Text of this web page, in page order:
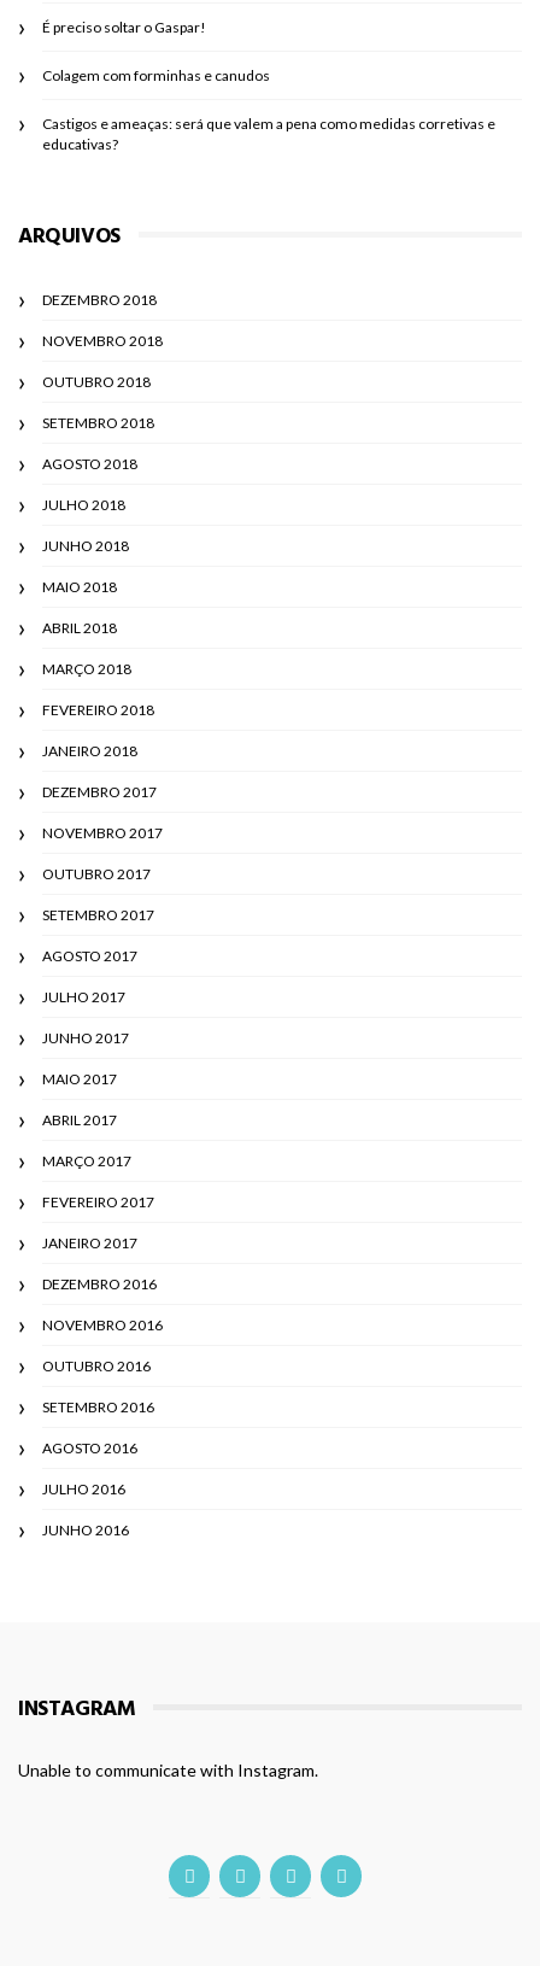
É preciso soltar o Gaspar!
Colagem com forminhas e canudos
Castigos e ameaças: será que valem a pena como medidas corretivas e
educativas?
ARQUIVOS
DEZEMBRO 2018
NOVEMBRO 2018
OUTUBRO 2018
SETEMBRO 2018
AGOSTO 2018
JULHO 2018
JUNHO 2018
MAIO 2018
ABRIL 2018
MARÇO 2018
FEVEREIRO 2018
JANEIRO 2018
DEZEMBRO 2017
NOVEMBRO 2017
OUTUBRO 2017
SETEMBRO 2017
AGOSTO 2017
JULHO 2017
JUNHO 2017
MAIO 2017
ABRIL 2017
MARÇO 2017
FEVEREIRO 2017
JANEIRO 2017
DEZEMBRO 2016
NOVEMBRO 2016
OUTUBRO 2016
SETEMBRO 2016
AGOSTO 2016
JULHO 2016
JUNHO 2016
INSTAGRAM
Unable to communicate with Instagram.